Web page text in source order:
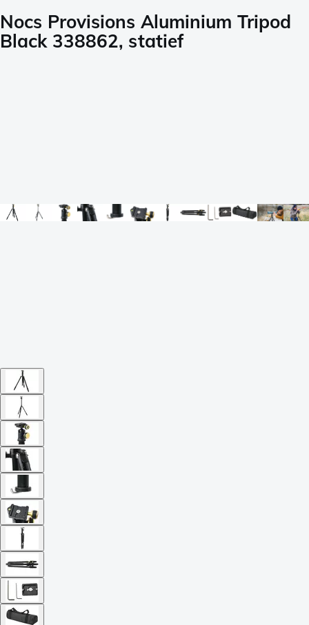
Nocs Provisions Aluminium Tripod
Black 338862, statief